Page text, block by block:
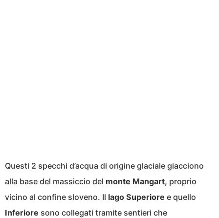
Questi 2 specchi d’acqua di origine glaciale giacciono
alla base del massiccio del monte Mangart, proprio
vicino al confine sloveno. Il lago Superiore e quello
Inferiore sono collegati tramite sentieri che